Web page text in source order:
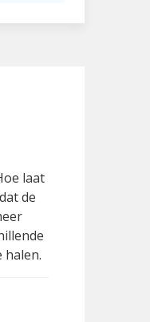
laat
de
halen.